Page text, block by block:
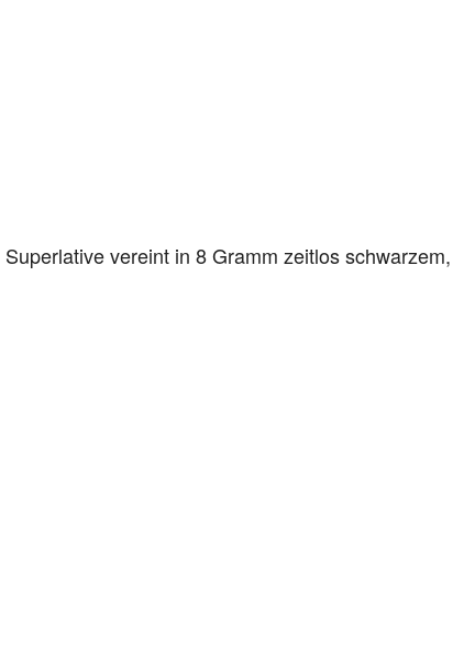
vereint in 8 Gramm zeitlos schwarzem,